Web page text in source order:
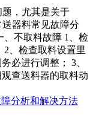
，尤其是关于
器料常见故障分
不取料故障 1、检
、检查取料设置里
必进行调整； 3、
查送料器的取料动
分析和解决方法